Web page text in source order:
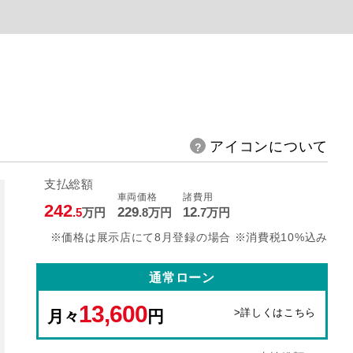
アイコンについて
支払総額
242.5万円
車両価格
229.8万円
諸費用
12.7万円
※価格は展示店にて8月登録の場合 ※消費税10%込み
通常ローン
月々13,600円 >詳しくはこちら